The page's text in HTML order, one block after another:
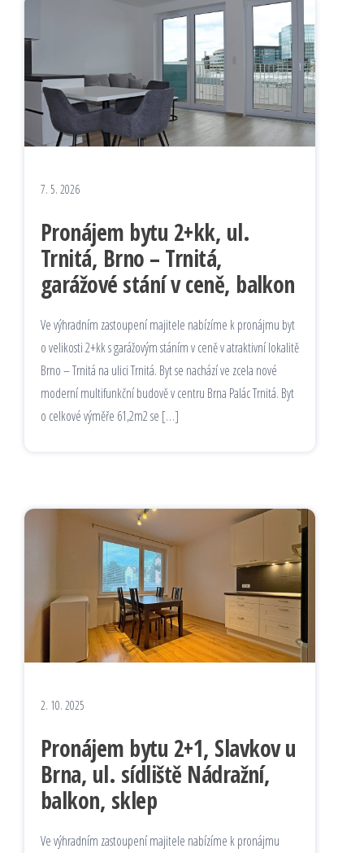
7. 5. 2026
Pronájem bytu 2+kk, ul.
Trnitá, Brno – Trnitá,
garážové stání v ceně, balkon
Ve výhradním zastoupení majitele nabízíme k pronájmu byt
o velikosti 2+kk s garážovým stáním v ceně v atraktivní lokalitě
Brno – Trnitá na ulici Trnitá. Byt se nachází ve zcela nové
moderní multifunkční budově v centru Brna Palác Trnitá. Byt
o celkové výměře 61,2m2 se […]
2. 10. 2025
Pronájem bytu 2+1, Slavkov u
Brna, ul. sídliště Nádražní,
balkon, sklep
Ve výhradním zastoupení majitele nabízíme k pronájmu